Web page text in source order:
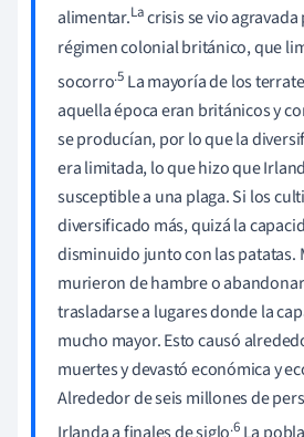
alimentar.Lacrisis se vio
régimen colonial británico, que
socorro.5 La mayoría de los
aquella época eran británicos y
se producían, por lo que la
era limitada, lo que hizo que
susceptible a una plaga. Si los
diversificado más, quizá la
disminuido junto con las patatas.
murieron de hambre o
trasladarse a lugares donde la
mucho mayor. Esto causó
muertes y devastó económica y
Alrededor de seis millones de
.6